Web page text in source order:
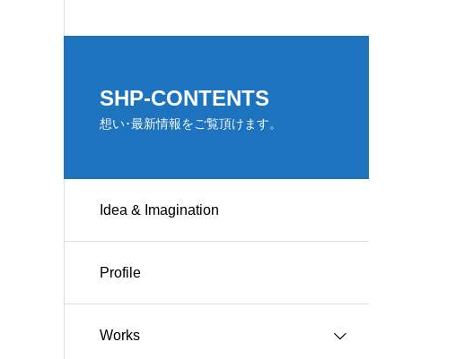
SHP-CONTENTS
想い･最新情報をご覧頂けます。
Idea & Imagination
Profile
Works